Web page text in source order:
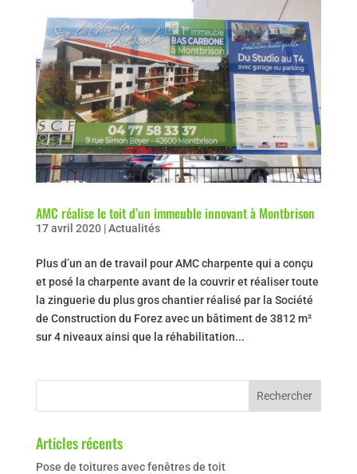
AMC réalise le toit d’un immeuble innovant à Montbrison
17 avril 2020|Actualités
Plus d’un an de travail pour AMC charpente qui a conçu
et posé la charpente avant de la couvrir et réaliser toute
la zinguerie du plus gros chantier réalisé par la Société
de Construction du Forez avec un bâtiment de 3812 m²
sur 4 niveaux ainsi que la réhabilitation...
Articles récents
Pose de toitures avec fenêtres de toit